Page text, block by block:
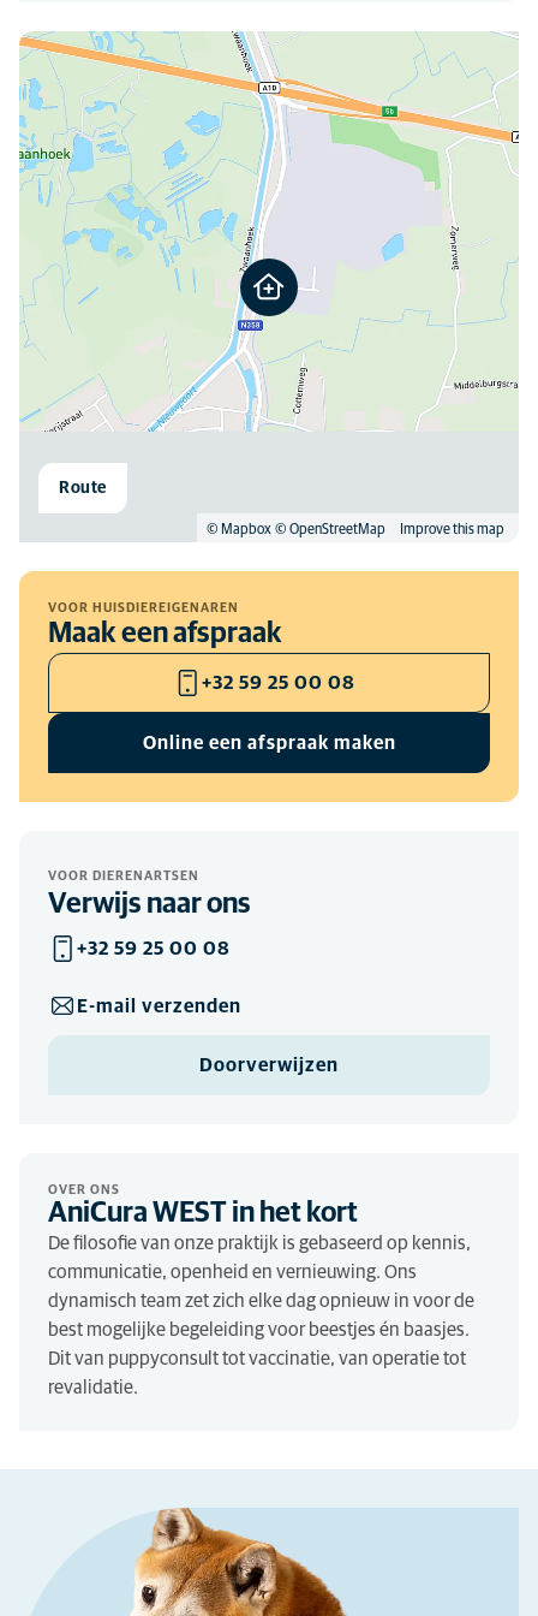
Gelieve steeds eerst te bellen. Na onze openingsuren werken we
samen met Vet Emergency voor dringende zorgen aan huis. Indien
intensieve zorg nodig is, verwijzen we door naar onze collega’s van
AniCura Hond en Kat.
BALIE
08:00 -19:00
Je kan ons hier vinden
© Mapbox © OpenStreetMap Improve this map
Route
VOOR HUISDIEREIGENAREN
Maak een afspraak
+32 59 25 00 08
Online een afspraak maken
VOOR DIERENARTSEN
Verwijs naar ons
+32 59 25 00 08
E-mail verzenden
Doorverwijzen
OVER ONS
AniCura WEST in het kort
De filosofie van onze praktijk is gebaseerd op kennis,
communicatie, openheid en vernieuwing. Ons
dynamisch team zet zich elke dag opnieuw in voor de
best mogelijke begeleiding voor beestjes én baasjes.
Dit van puppyconsult tot vaccinatie, van operatie tot
revalidatie.